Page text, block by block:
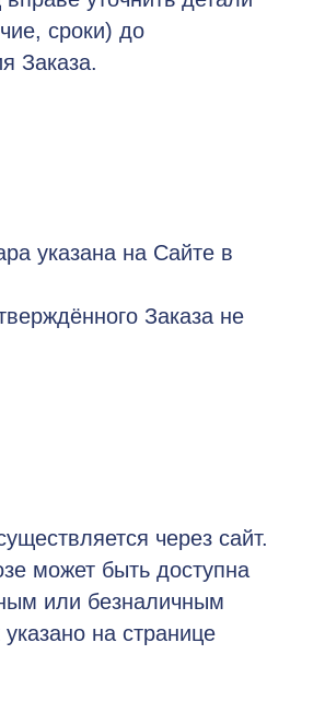
сроки) до
Заказа.
указана на Сайте в
Заказа не
через сайт.
может быть доступна
или безналичным
на странице